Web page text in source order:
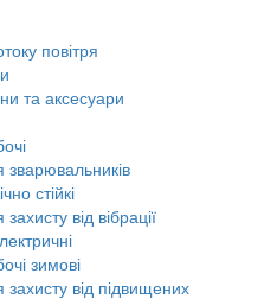
повітря
та аксесуари
зварювальників
стійкі
від вібрації
зимові
захисту від підвищених